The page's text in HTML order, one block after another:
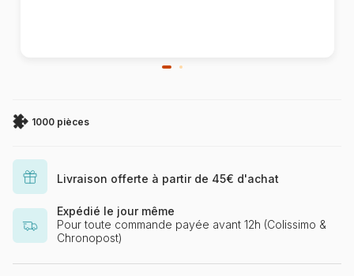
1000 pièces
Livraison offerte à partir de 45€ d'achat
Expédié le jour même
Pour toute commande payée avant 12h (Colissimo &
Chronopost)